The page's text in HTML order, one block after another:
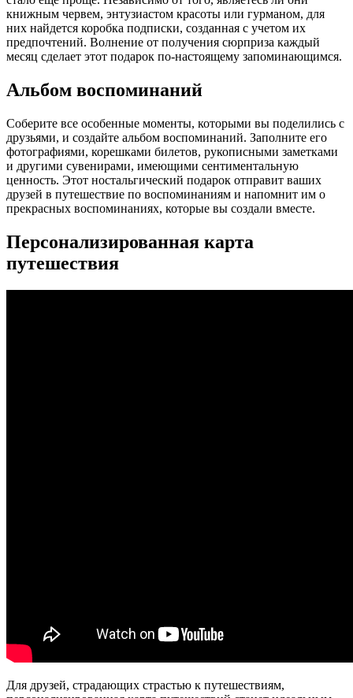
книжным червем, энтузиастом красоты или гурманом, для
них найдется коробка подписки, созданная с учетом их
предпочтений. Волнение от получения сюрприза каждый
месяц сделает этот подарок по-настоящему запоминающимся.
Альбом воспоминаний
Соберите все особенные моменты, которыми вы поделились с
друзьями, и создайте альбом воспоминаний. Заполните его
фотографиями, корешками билетов, рукописными заметками
и другими сувенирами, имеющими сентиментальную
ценность. Этот ностальгический подарок отправит ваших
друзей в путешествие по воспоминаниям и напомнит им о
прекрасных воспоминаниях, которые вы создали вместе.
Персонализированная карта
путешествия
Для друзей, страдающих страстью к путешествиям,